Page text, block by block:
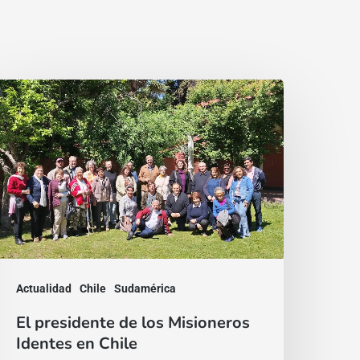
Actualidad Chile Sudamérica
El presidente de los Misioneros
Identes en Chile